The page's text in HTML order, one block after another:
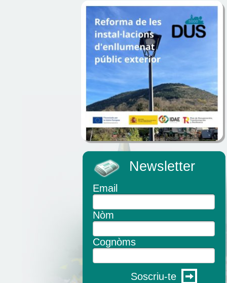
Newsletter
Email
Nòm
Cognòms
Soscriu-te